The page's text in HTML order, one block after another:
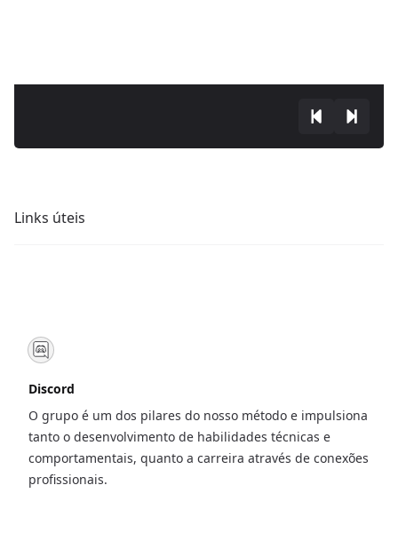
Links úteis
Discord
O grupo é um dos pilares do nosso método e impulsiona
tanto o desenvolvimento de habilidades técnicas e
comportamentais, quanto a carreira através de conexões
profissionais.